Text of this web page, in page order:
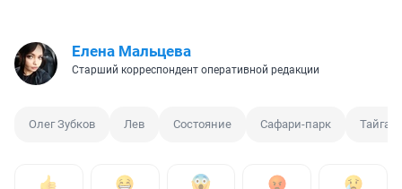
Елена Мальцева
Старший корреспондент оперативной редакции
Олег Зубков Лев Состояние Сафари-парк Тайган